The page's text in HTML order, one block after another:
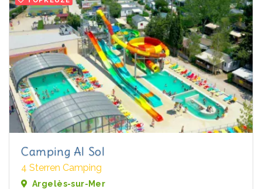
Camping Al Sol
4 Sterren Camping
Argelès-sur-Mer